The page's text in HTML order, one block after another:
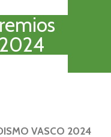
VASCO 2024